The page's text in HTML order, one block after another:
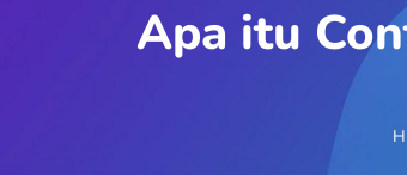
Apa itu